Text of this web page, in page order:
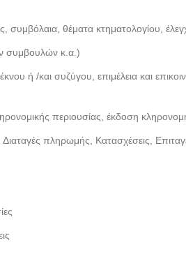
θέματα κτηματολογίου,
συμβουλών κ.α.)
τέκνου ή /και συζύγου, επιμέλεια και
περιουσίας, έκδοση
πληρωμής, Κατασχέσεις,